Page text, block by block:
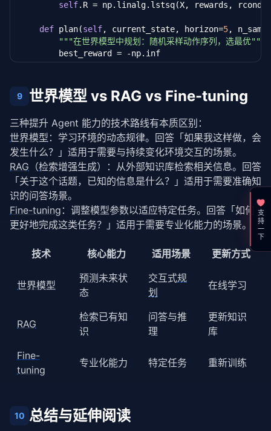
self.R = np.linalg.lstsq(X, rewards, rcond=
def plan(self, current_state, horizon=5,
"""在世界模型中规划：随机采样动作序列，选最优"""
        best_reward = -np.inf
        best_action =
0
            s = current_state.copy()
            total_reward =
0
for _ in range(horizon):
                a = np.random.randint(
0, 4)
                actions.append(a)
                a_onehot = np.zeros(
4)
                a_onehot[a] =
1
                x = np.hstack([s, a_onehot])
                s = x
                total_reward += x
@ self .R
if total_reward > best_reward:
                best_action = actions[
]
return best_action
9 世界模型 vs RAG vs Fine-tuning
三种提升 Agent 能力的技术路线有本质区别：
世界模型 ：学习环境的动态规律。回答「如果我这样做，会
发生什么？」适用于需要与持续变化环境交互的场景。
RAG （检索增强生成）：从外部知识库检索相关信息。回答
「关于这个话题，已知的信息是什么？」适用于需要准确知
识的问答场景。
Fine-tuning ：调整模型参数以适应特定任务。回答「如何
更好地完成这类任务？」适用于需要专业化能力的场景。
技术 核心能力 适用场景 更新方式
世界模型
预测未来状
态
交互式规
划
在线学习
RAG
检索已有知
识
问答与推
理
更新知识
库
Fine-
tuning
专业化能力 特定任务 重新训练
10 总结与延伸阅读
支持一下